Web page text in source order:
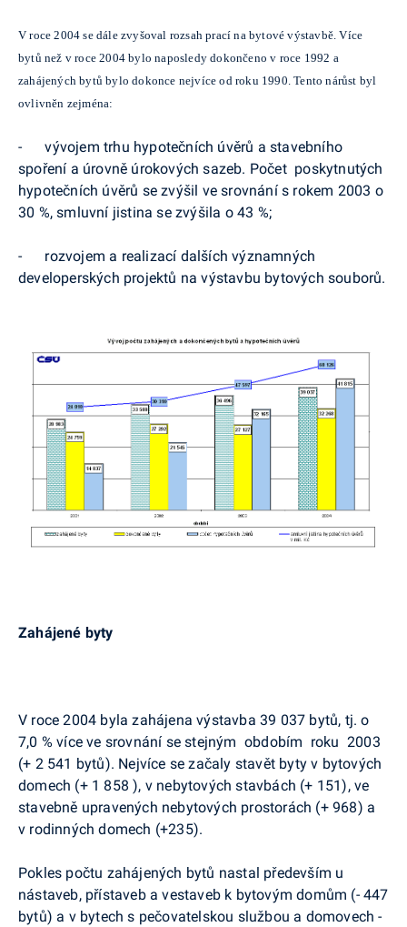
V roce 2004 se dále zvyšoval rozsah prací na bytové výstavbě. Více
bytů než v roce 2004 bylo naposledy dokončeno v roce 1992 a
zahájených bytů bylo dokonce nejvíce od roku 1990. Tento nárůst byl
ovlivněn zejména:
- vývojem trhu hypotečních úvěrů a stavebního
spoření a úrovně úrokových sazeb. Počet poskytnutých
hypotečních úvěrů se zvýšil ve srovnání s rokem 2003 o
30 %, smluvní jistina se zvýšila o 43 %;
- rozvojem a realizací dalších významných
developerských projektů na výstavbu bytových souborů.
Zahájené byty
V roce 2004 byla zahájena výstavba 39 037 bytů, tj. o
7,0 % více ve srovnání se stejným obdobím roku 2003
(+ 2 541 bytů). Nejvíce se začaly stavět byty v bytových
domech (+ 1 858 ), v nebytových stavbách (+ 151), ve
stavebně upravených nebytových prostorách (+ 968) a
v rodinných domech (+235).
Pokles počtu zahájených bytů nastal především u
nástaveb, přístaveb a vestaveb k bytovým domům (- 447
bytů) a v bytech s pečovatelskou službou a domovech -